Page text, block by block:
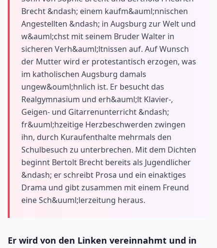
Brecht &ndash; einem kaufm&auml;nnischen
Angestellten &ndash; in Augsburg zur Welt und
w&auml;chst mit seinem Bruder Walter in
sicheren Verh&auml;ltnissen auf. Auf Wunsch
der Mutter wird er protestantisch erzogen, was
im katholischen Augsburg damals
ungew&ouml;hnlich ist. Er besucht das
Realgymnasium und erh&auml;lt Klavier-,
Geigen- und Gitarrenunterricht &ndash;
fr&uuml;hzeitige Herzbeschwerden zwingen
ihn, durch Kuraufenthalte mehrmals den
Schulbesuch zu unterbrechen. Mit dem Dichten
beginnt Bertolt Brecht bereits als Jugendlicher
&ndash; er schreibt Prosa und ein einaktiges
Drama und gibt zusammen mit einem Freund
eine Sch&uuml;lerzeitung heraus.
Er wird von den Linken vereinnahmt und in